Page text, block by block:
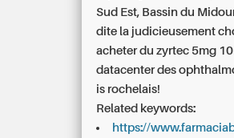
Sud Est, Bassin du
dite la judicieusement
acheter du zyrtec 5mg
datacenter des
is rochelais!
Related keywords:
https://